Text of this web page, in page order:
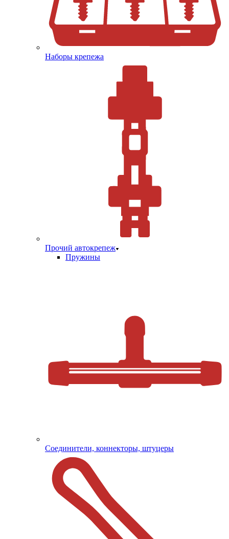
Наборы крепежа
Прочий автокрепеж
Пружины
Соединители, коннекторы, штуцеры